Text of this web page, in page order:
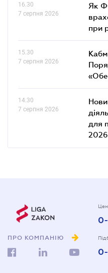
16.30
7 серпня 2026
Як
при
15.30
7 серпня 2026
14.30
7 серпня 2026
для
ПРО КОМПАНІЮ